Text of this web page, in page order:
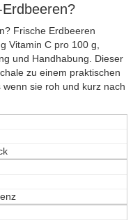
Frische Erdbeeren
Vitamin C pro 100 g,
und Handhabung. Dieser
zu einem praktischen
sie roh und kurz nach